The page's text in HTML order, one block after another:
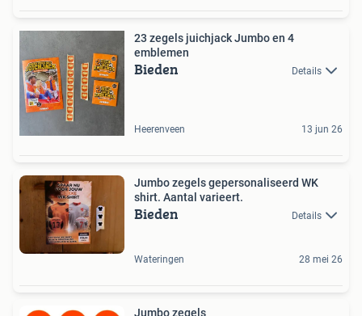
23 zegels juichjack Jumbo en 4
emblemen
Bieden Details
Heerenveen 13 jun 26
Jumbo zegels gepersonaliseerd WK
shirt. Aantal varieert.
Bieden Details
Wateringen 28 mei 26
Jumbo zegels